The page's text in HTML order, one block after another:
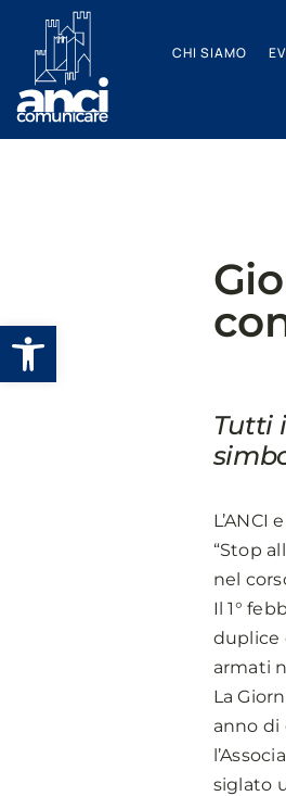
Apri la barra degli strumenti
contenuto
CHI SIAMO
Tutti
“Stop
nel
Il 1°
duplice
armati
La
anno di
siglato